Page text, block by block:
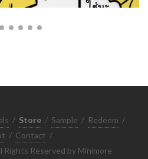
/ Store / Sample / Redeem /
/ Contact /
Reserved by Minimore